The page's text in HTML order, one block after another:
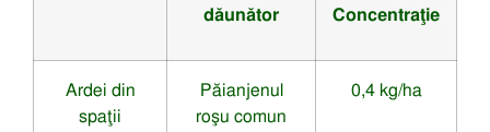
dăunător
Concentraţie
Ardei din
spaţii
Păianjenul
roşu comun
0,4 kg/ha